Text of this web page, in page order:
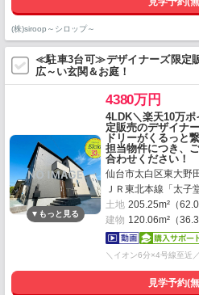
(株)siroop～シロップ～
≪駐車3台可≫デザイナーズ限定
広～い玄関＆お庭！
4380万円
4LDK＼楽天10万
定販売のデザイナ
ドリーがくるっと
担当物件につき、
合わせください！
仙台市太白区東大野
ＪＲ東北本線「太子
土地 205.25m²（
建物 120.06m²（
＼イオン6分×4号線至近
見学予約(